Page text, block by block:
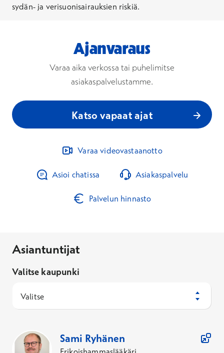
sydän- ja verisuonisairauksien riskiä.
Ajanvaraus
Varaa aika verkossa tai puhelimitse
asiakaspalvelustamme.
Katso vapaat ajat
Varaa videovastaanotto
Asioi chatissa Asiakaspalvelu
Palvelun hinnasto
Asiantuntijat
Valitse kaupunki
Valitse
Sami Ryhänen